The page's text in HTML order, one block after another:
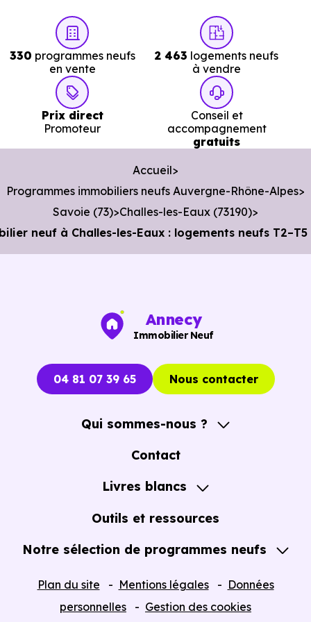
Poste :La Poste la Ravoire
à 2.8 km, soit 4 min en
voiture ou à 2.7 km, soit 33 min à pied.
Bibliothèque :
Bibliotheque Municipale à 2.8 km, soit 4
min en voiture ou à 2.8 km, soit 33 min à pied
330 programmes neufs
en vente
2 463 logements neufs
à vendre
Prix direct
Promoteur
Conseil et
accompagnement
gratuits
Accueil
Programmes immobiliers neufs Auvergne-Rhône-Alpes
Savoie (73) Challes-les-Eaux (73190)
neuf à Challes-les-Eaux : logements neufs
Annecy
Immobilier Neuf
04 81 07 39 65 Nous contacter
Qui sommes-nous ?
A propos
Contact
Livres blancs
Guide de l'Achat immobilier neuf en VEFA
Outils et ressources
Notre sélection de programmes neufs
Plan du site Mentions légales
Données
personnelles
Gestion des cookies